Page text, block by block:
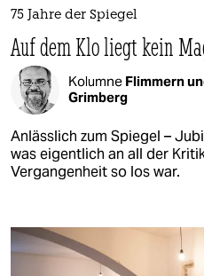
75 Jahre der Spiegel
Auf dem Klo liegt kein
Kolumne Flimmern
Grimberg
Anlässlich zum Spiegel –
was eigentlich an all der
Vergangenheit so los war.